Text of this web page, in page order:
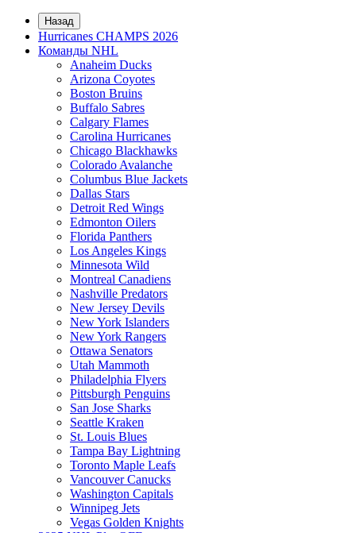
Назад
Hurricanes CHAMPS 2026
Команды NHL
Anaheim Ducks
Arizona Coyotes
Boston Bruins
Buffalo Sabres
Calgary Flames
Carolina Hurricanes
Chicago Blackhawks
Colorado Avalanche
Columbus Blue Jackets
Dallas Stars
Detroit Red Wings
Edmonton Oilers
Florida Panthers
Los Angeles Kings
Minnesota Wild
Montreal Canadiens
Nashville Predators
New Jersey Devils
New York Islanders
New York Rangers
Ottawa Senators
Utah Mammoth
Philadelphia Flyers
Pittsburgh Penguins
San Jose Sharks
Seattle Kraken
St. Louis Blues
Tampa Bay Lightning
Toronto Maple Leafs
Vancouver Canucks
Washington Capitals
Winnipeg Jets
Vegas Golden Knights